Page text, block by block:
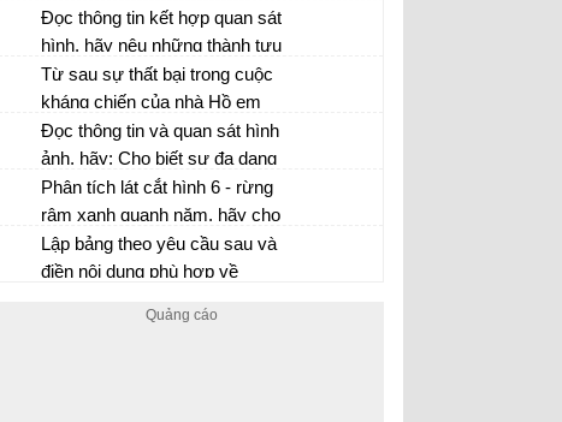
đất. hãy luên hệ thực tế ở
nước ta.
Đọc thông tin kết hợp quan sát
hình, hãy nêu những thành tựu
văn hóa tiêu biểu nhất của Ấn
Độ thời phong kiến
Từ sau sự thất bại trong cuộc
kháng chiến của nhà Hồ em
rút ra được những bài học
kinh nghiệm gì trong đấu tranh
chống ngoại xâm?
Đọc thông tin và quan sát hình
ảnh, hãy: Cho biết sự đa dạng
về văn hóa thời phong kiến.
Phân tích lát cắt hình 6 - rừng
rậm xanh quanh năm, hãy cho
biết rừng rậm xanh quanh
năm gồm những tầng nào. Vì
Lập bảng theo yêu cầu sau và
điền nội dung phù hợp về